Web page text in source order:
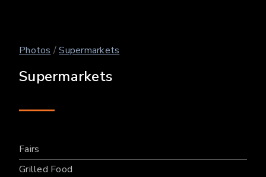
Photos /Supermarkets
Supermarkets
Fairs
Grilled Food